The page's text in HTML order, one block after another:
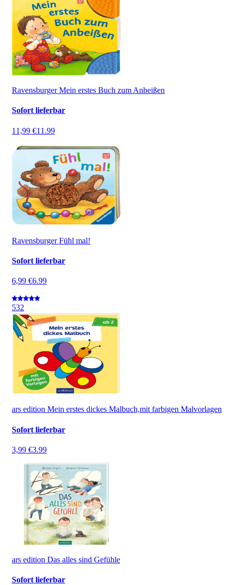
Ravensburger Mein erstes Buch zum Anbeißen
Sofort lieferbar
11,99 €11.99
Ravensburger Fühl mal!
Sofort lieferbar
6,99 €6.99
532
ars edition Mein erstes dickes Malbuch,mit farbigen Malvorlagen
Sofort lieferbar
3,99 €3.99
ars edition Das alles sind Gefühle
Sofort lieferbar